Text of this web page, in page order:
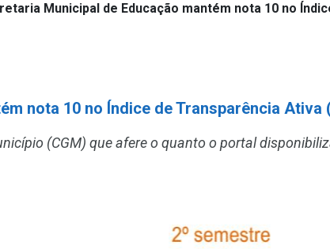
Municipal de Educação mantém nota 10 no
nota 10 no Índice de Transparência Ativa
(CGM) que afere o quanto o portal